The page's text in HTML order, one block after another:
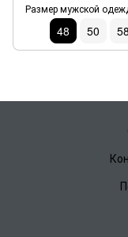
Размер мужской
48 50 58